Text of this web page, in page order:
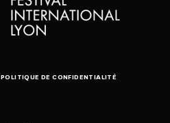
POLITIQUE DE CONFIDENTIALITÉ